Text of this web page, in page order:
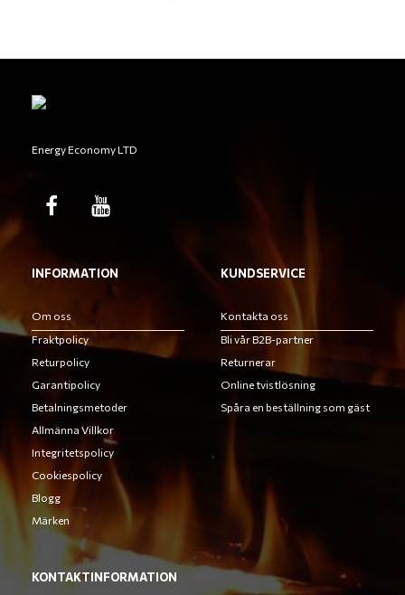
Energy Economy LTD
INFORMATION
Om oss
Fraktpolicy
Returpolicy
Garantipolicy
Betalningsmetoder
Allmänna Villkor
Integritetspolicy
Cookiespolicy
Blogg
Märken
KUNDSERVICE
Kontakta oss
Bli vår B2B-partner
Returnerar
Online tvistlösning
Spåra en beställning som gäst
KONTAKTINFORMATION